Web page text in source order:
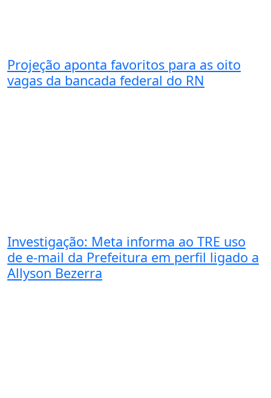
Projeção aponta favoritos para as oito
vagas da bancada federal do RN
Investigação: Meta informa ao TRE uso
de e-mail da Prefeitura em perfil ligado a
Allyson Bezerra